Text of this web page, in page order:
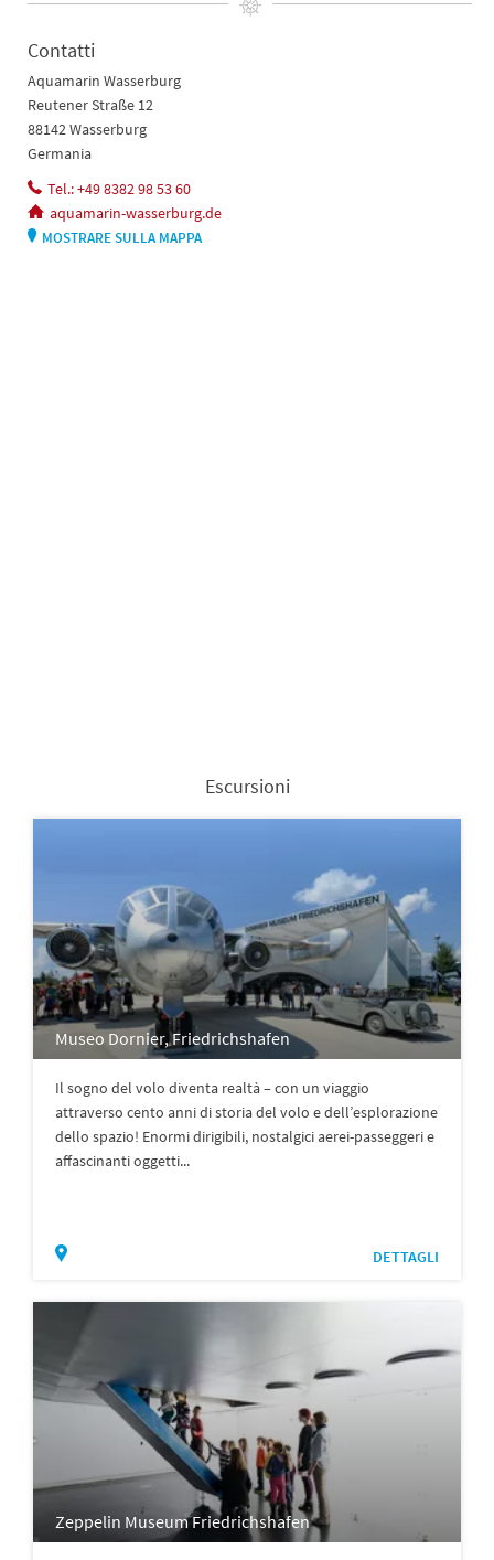
Contatti
Aquamarin Wasserburg
Reutener Straße 12
88142 Wasserburg
Germania
Tel.: +49 8382 98 53 60
aquamarin-wasserburg.de
MOSTRARE SULLA MAPPA
Escursioni
Museo Dornier, Friedrichshafen
Il sogno del volo diventa realtà – con un viaggio
attraverso cento anni di storia del volo e dell’esplorazione
dello spazio! Enormi dirigibili, nostalgici aerei-passeggeri e
affascinanti oggetti...
DETTAGLI
Zeppelin Museum Friedrichshafen